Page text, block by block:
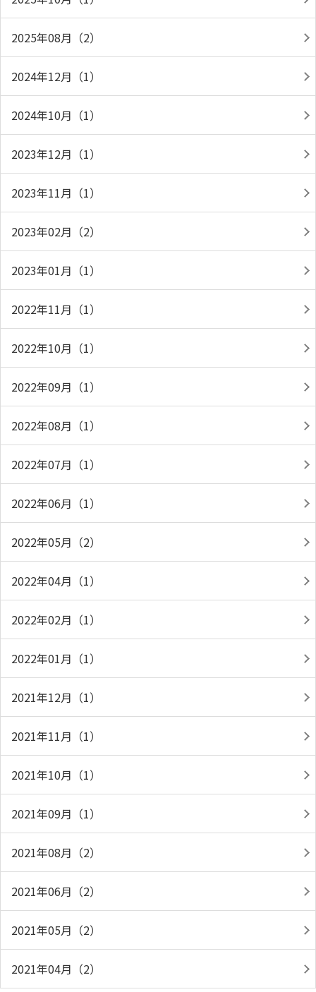
2025年08月（2）
2024年12月（1）
2024年10月（1）
2023年12月（1）
2023年11月（1）
2023年02月（2）
2023年01月（1）
2022年11月（1）
2022年10月（1）
2022年09月（1）
2022年08月（1）
2022年07月（1）
2022年06月（1）
2022年05月（2）
2022年04月（1）
2022年02月（1）
2022年01月（1）
2021年12月（1）
2021年11月（1）
2021年10月（1）
2021年09月（1）
2021年08月（2）
2021年06月（2）
2021年05月（2）
2021年04月（2）